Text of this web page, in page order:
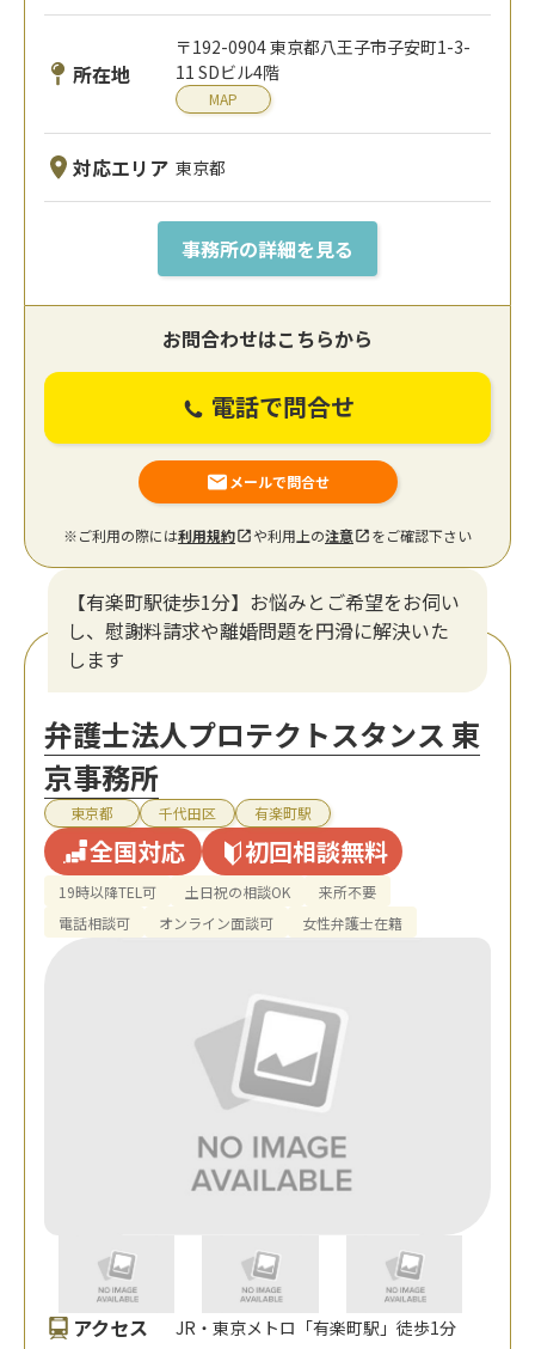
所在地
〒192-0904 東京都八王子市子安町1-3-
11 SDビル4階
MAP
対応エリア 東京都
事務所の詳細を見る
お問合わせはこちらから
電話で問合せ
メールで問合せ
※ご利用の際には利用規約 や利用上の注意 をご確認下さい
【有楽町駅徒歩1分】お悩みとご希望をお伺い
し、慰謝料請求や離婚問題を円滑に解決いた
します
弁護士法人プロテクトスタンス 東
京事務所
東京都 千代田区 有楽町駅
全国対応 初回相談無料
19時以降TEL可 土日祝の相談OK
来所不要
電話相談可
オンライン面談可 女性弁護士在籍
アクセス JR・東京メトロ「有楽町駅」徒歩1分